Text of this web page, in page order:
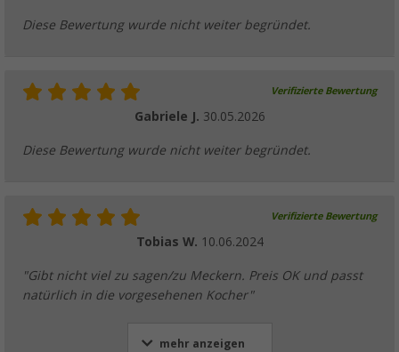
Diese Bewertung wurde nicht weiter begründet.
Verifizierte Bewertung
Gabriele J. 30.05.2026
Diese Bewertung wurde nicht weiter begründet.
Verifizierte Bewertung
Tobias W. 10.06.2024
"Gibt nicht viel zu sagen/zu Meckern. Preis OK und passt
natürlich in die vorgesehenen Kocher"
mehr anzeigen